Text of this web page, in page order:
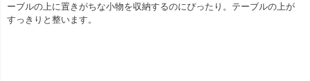
ーブルの上に置きがちな小物を収納するのにぴったり。テーブルの上が
すっきりと整います。